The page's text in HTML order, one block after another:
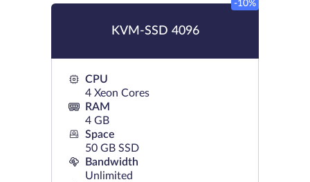
KVM-SSD 4096
-10%
CPU
4 Xeon Cores
RAM
4 GB
Space
50 GB SSD
Bandwidth
Unlimited